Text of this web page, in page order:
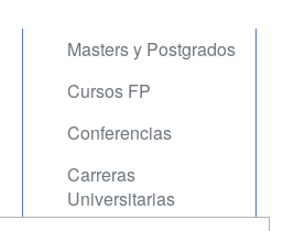
Masters y Postgrados
Cursos FP
Conferencias
Carreras
Universitarias